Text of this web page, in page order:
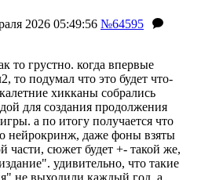
2026 05:49:56 №64595
то грустно. когда впервые
то подумал что это будет что-
хикканы собрались
для создания продолжения
а по итогу получается что
нейрокринж, даже фоны взяты
части, сюжет будет +- такой же,
удивительно, что такие
не выходили каждый год, а